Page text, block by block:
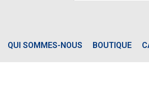
QUI SOMMES-NOUS BOUTIQUE